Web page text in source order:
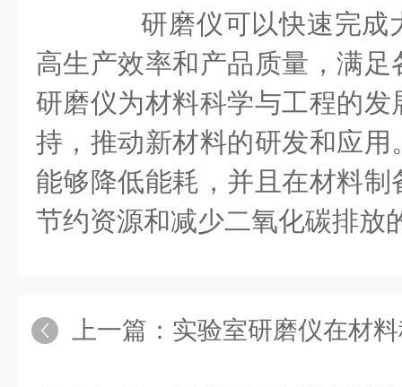
研磨仪可以快速完成
高生产效率和产品质量，满
研磨仪为材料科学与工程的
持，推动新材料的研发和应
能够降低能耗，并且在材料
节约资源和减少二氧化碳排放
上一篇： 实验室研磨仪在材